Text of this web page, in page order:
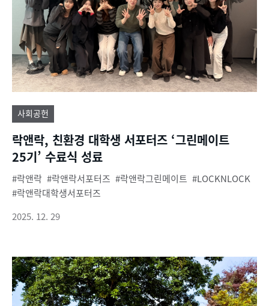
사회공헌
락앤락, 친환경 대학생 서포터즈 ‘그린메이트
25기’ 수료식 성료
락앤락 락앤락서포터즈 락앤락그린메이트
LOCKNLOCK
락앤락대학생서포터즈
2025. 12. 29